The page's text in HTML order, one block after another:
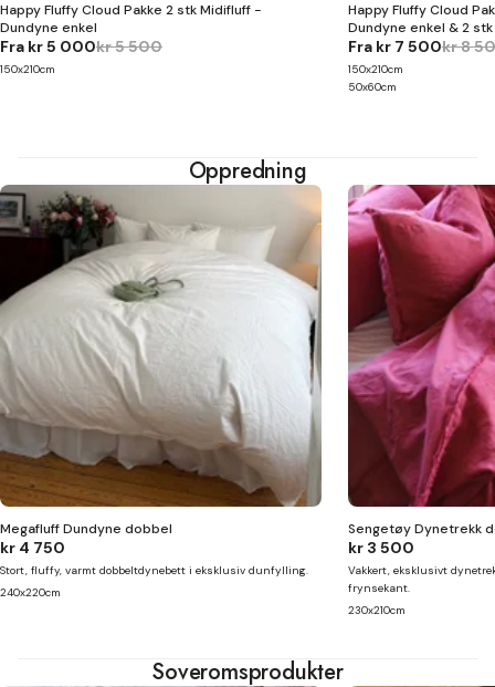
Happy Fluffy Cloud Pakke 2 stk Midifluff -
Dundyne enkel
Fra kr 5 000kr 5 500
150x210cm
Happy Fluffy Cloud
Dundyne enkel & 2
Fra kr 7 500kr 8
150x210cm
50x60cm
Oppredning
Megafluff Dundyne dobbel
kr 4 750
Stort, fluffy, varmt dobbeltdynebett i eksklusiv dunfylling.
240x220cm
Sengetøy Dynetrekk
kr 3 500
Vakkert, eksklusivt
frynsekant.
230x210cm
Soveromsprodukter